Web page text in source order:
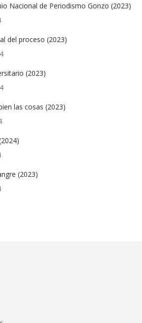
Nacional de Periodismo Gonzo (2023)
del proceso (2023)
(2023)
las cosas (2023)
(2023)